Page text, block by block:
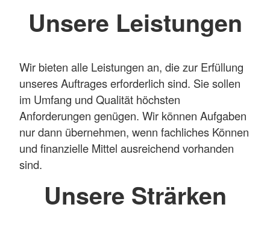
Unsere Leistungen
Wir bieten alle Leistungen an, die zur Erfüllung
unseres Auftrages erforderlich sind. Sie sollen
im Umfang und Qualität höchsten
Anforderungen genügen. Wir können Aufgaben
nur dann übernehmen, wenn fachliches Können
und finanzielle Mittel ausreichend vorhanden
sind.
Unsere Strärken